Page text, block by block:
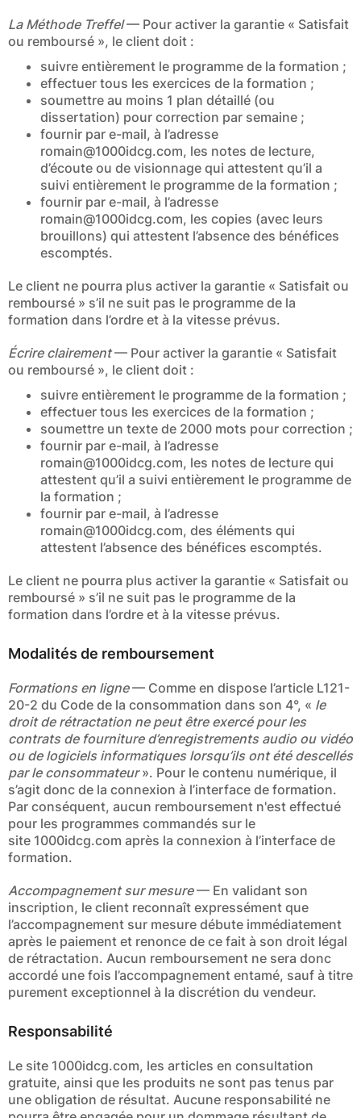
La Méthode Treffel— Pour activer la garantie « Satisfait
ou remboursé », le client doit :
suivre entièrement le programme de la formation ;
effectuer tous les exercices de la formation ;
soumettre au moins 1 plan détaillé (ou
dissertation) pour correction par semaine ;
fournir par e-mail, à l’adresse
romain@1000idcg.com, les notes de lecture,
d’écoute ou de visionnage qui attestent qu’il a
suivi entièrement le programme de la formation ;
fournir par e-mail, à l’adresse
romain@1000idcg.com, les copies (avec leurs
brouillons) qui attestent l’absence des bénéfices
escomptés.
Le client ne pourra plus activer la garantie « Satisfait ou
remboursé » s’il ne suit pas le programme de la
formation dans l’ordre et à la vitesse prévus.
Écrire clairement— Pour activer la garantie « Satisfait
ou remboursé », le client doit :
suivre entièrement le programme de la formation ;
effectuer tous les exercices de la formation ;
soumettre un texte de 2000 mots pour correction ;
fournir par e-mail, à l’adresse
romain@1000idcg.com, les notes de lecture qui
attestent qu’il a suivi entièrement le programme de
la formation ;
fournir par e-mail, à l’adresse
romain@1000idcg.com, des éléments qui
attestent l’absence des bénéfices escomptés.
Le client ne pourra plus activer la garantie « Satisfait ou
remboursé » s’il ne suit pas le programme de la
formation dans l’ordre et à la vitesse prévus.
Modalités de remboursement
Formations en ligne— Comme en dispose l’article L121-
20-2 du Code de la consommation dans son 4°, « le
droit de rétractation ne peut être exercé pour les
contrats de fourniture d’enregistrements audio ou vidéo
ou de logiciels informatiques lorsqu’ils ont été descellés
par le consommateur». Pour le contenu numérique, il
s’agit donc de la connexion à l’interface de formation.
Par conséquent, aucun remboursement n'est effectué
pour les programmes commandés sur le
site 1000idcg.com après la connexion à l’interface de
formation.
Accompagnement sur mesure— En validant son
inscription, le client reconnaît expressément que
l’accompagnement sur mesure débute immédiatement
après le paiement et renonce de ce fait à son droit légal
de rétractation. Aucun remboursement ne sera donc
accordé une fois l’accompagnement entamé, sauf à titre
purement exceptionnel à la discrétion du vendeur.
Responsabilité
Le site 1000idcg.com, les articles en consultation
gratuite, ainsi que les produits ne sont pas tenus par
une obligation de résultat. Aucune responsabilité ne